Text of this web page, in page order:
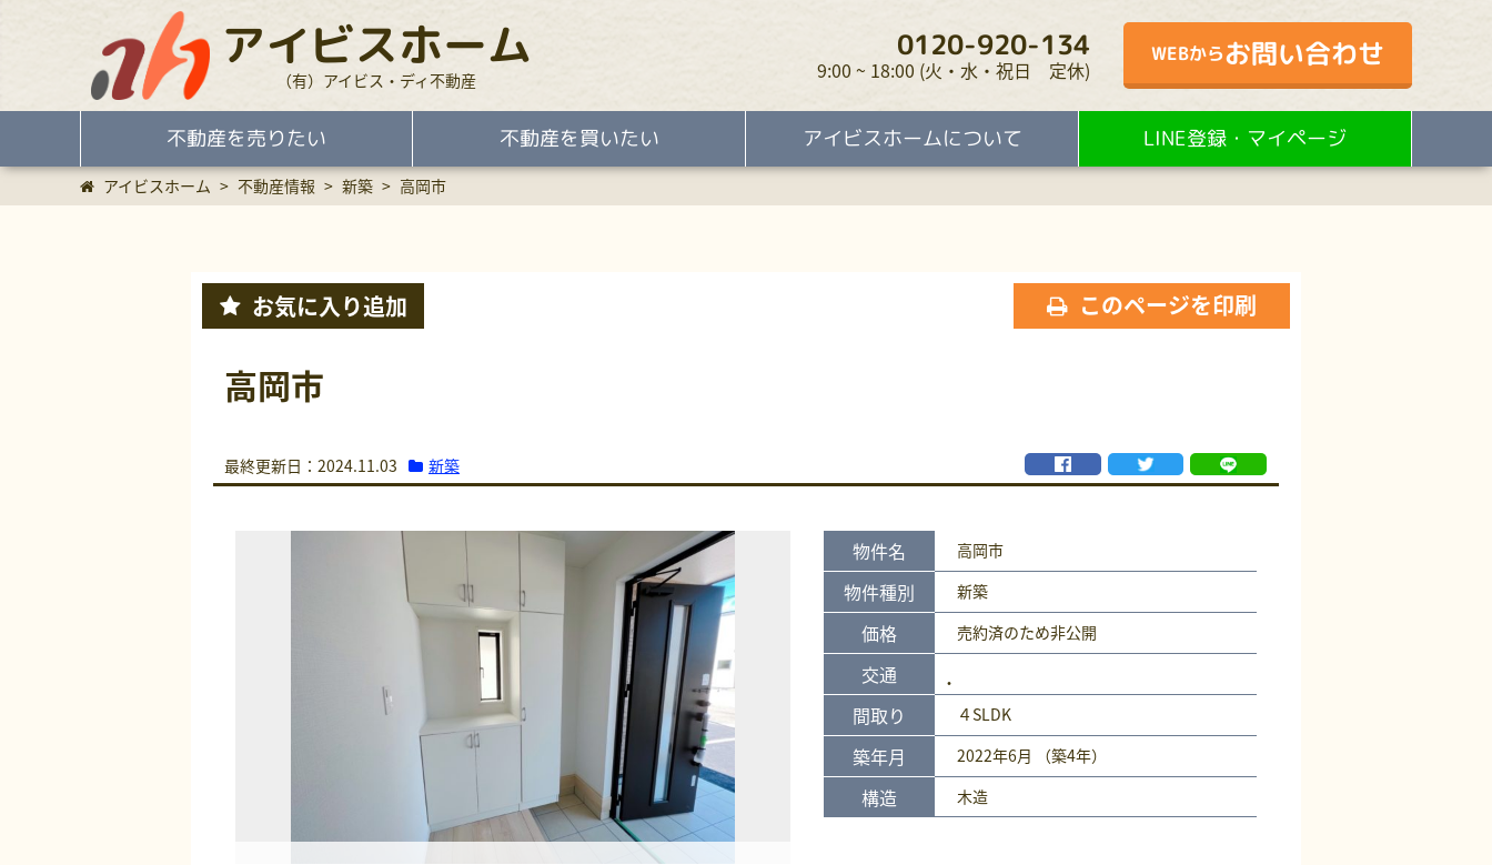
アイビスホーム
（有）アイビス・ディ不動産
0120-920-134
9:00 ~ 18:00 (火・水・祝日 定休)
WEBからお問い合わせ
不動産を売りたい 不動産を買いたい アイビスホームについて LINE登録・マイページ
アイビスホーム > 不動産情報 > 新築 > 高岡市
高岡市
最終更新日：2024.11.03 新築
お気に入り追加 このページを印刷
物件名 高岡市
物件種別 新築
価格 売約済のため非公開
交通
間取り
４SLDK
築年月 2022年6月 （築4年）
構造 木造